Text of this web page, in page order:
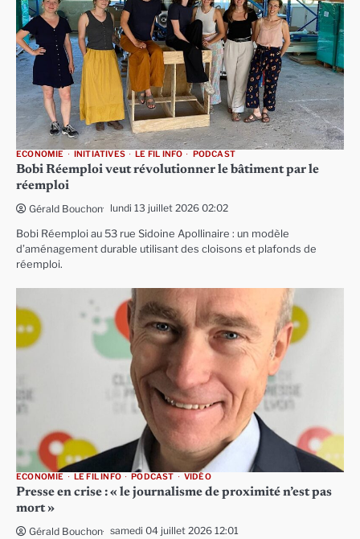
ECONOMIE INITIATIVES LE FIL INFO PODCAST
Bobi Réemploi veut révolutionner le bâtiment par le
réemploi
Gérald Bouchon lundi 13 juillet 2026 02:02
Bobi Réemploi au 53 rue Sidoine Apollinaire : un modèle
d’aménagement durable utilisant des cloisons et plafonds de
réemploi.
ECONOMIE LE FIL INFO PODCAST VIDÉO
Presse en crise : « le journalisme de proximité n’est pas
mort »
Gérald Bouchon samedi 04 juillet 2026 12:01